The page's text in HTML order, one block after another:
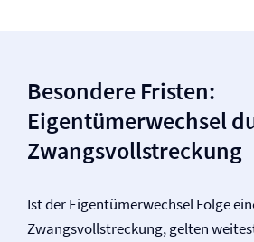
Besondere Fristen:
Eigentümerwechsel
Zwangsvollstreckung
Ist der Eigentümerwechsel Folge
Zwangsvollstreckung, gelten